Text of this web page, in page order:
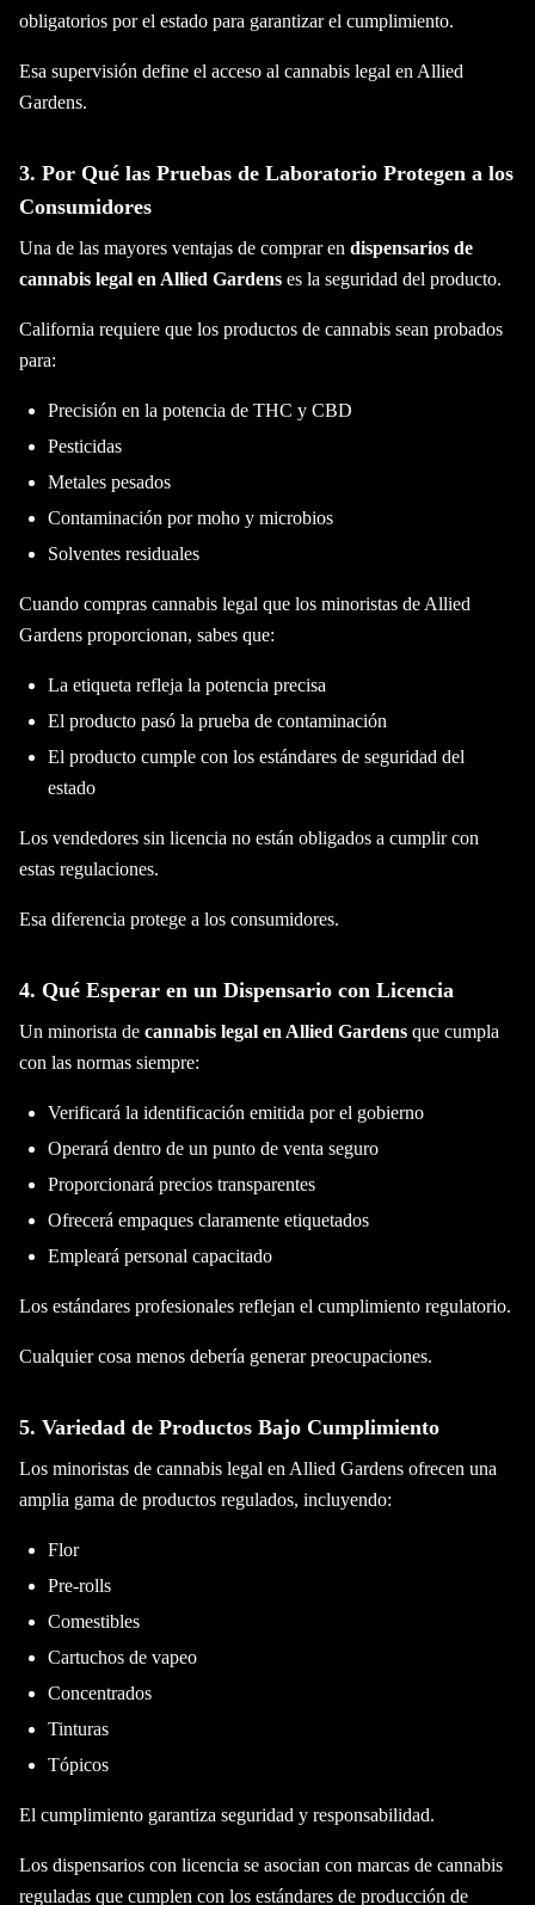
obligatorios por el estado para garantizar el cumplimiento.
Esa supervisión define el acceso al cannabis legal en Allied
Gardens.
3. Por Qué las Pruebas de Laboratorio Protegen a los
Consumidores
Una de las mayores ventajas de comprar en dispensarios de
cannabis legal en Allied Gardens es la seguridad del producto.
California requiere que los productos de cannabis sean probados
para:
Precisión en la potencia de THC y CBD
Pesticidas
Metales pesados
Contaminación por moho y microbios
Solventes residuales
Cuando compras cannabis legal que los minoristas de Allied
Gardens proporcionan, sabes que:
La etiqueta refleja la potencia precisa
El producto pasó la prueba de contaminación
El producto cumple con los estándares de seguridad del
estado
Los vendedores sin licencia no están obligados a cumplir con
estas regulaciones.
Esa diferencia protege a los consumidores.
4. Qué Esperar en un Dispensario con Licencia
Un minorista de cannabis legal en Allied Gardens que cumpla
con las normas siempre:
Verificará la identificación emitida por el gobierno
Operará dentro de un punto de venta seguro
Proporcionará precios transparentes
Ofrecerá empaques claramente etiquetados
Empleará personal capacitado
Los estándares profesionales reflejan el cumplimiento regulatorio.
Cualquier cosa menos debería generar preocupaciones.
5. Variedad de Productos Bajo Cumplimiento
Los minoristas de cannabis legal en Allied Gardens ofrecen una
amplia gama de productos regulados, incluyendo:
Flor
Pre-rolls
Comestibles
Cartuchos de vapeo
Concentrados
Tinturas
Tópicos
El cumplimiento garantiza seguridad y responsabilidad.
Los dispensarios con licencia se asocian con marcas de cannabis
reguladas que cumplen con los estándares de producción de